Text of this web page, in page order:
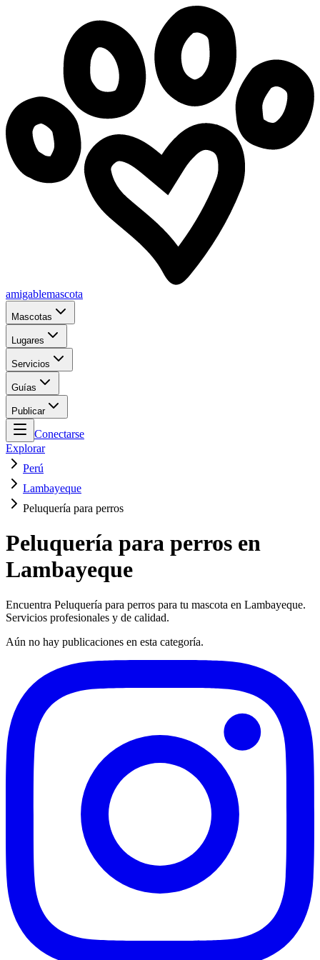
amigablemascota
Mascotas
Lugares
Servicios
Guías
Publicar
Conectarse
Explorar
Perú
Lambayeque
Peluquería para perros
Peluquería para perros en
Lambayeque
Encuentra Peluquería para perros para tu mascota en Lambayeque.
Servicios profesionales y de calidad.
Aún no hay publicaciones en esta categoría.